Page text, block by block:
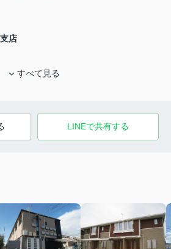
店
すべて見る
LINEで共有する